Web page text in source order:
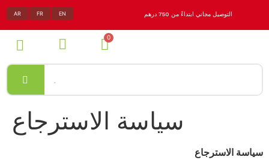
AR FR EN التوصيل مجاني ابتداءً من 750 درهم
سياسة الاسترجاع
سياسة الاسترجاع